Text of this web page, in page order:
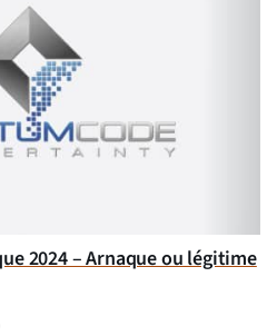
2024 – Arnaque ou légitime